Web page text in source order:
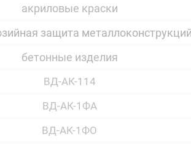
акриловые краски
защита
бетонные изделия
ВД-АК-114
ВД-АК-1ФА
ВД-АК-1ФО